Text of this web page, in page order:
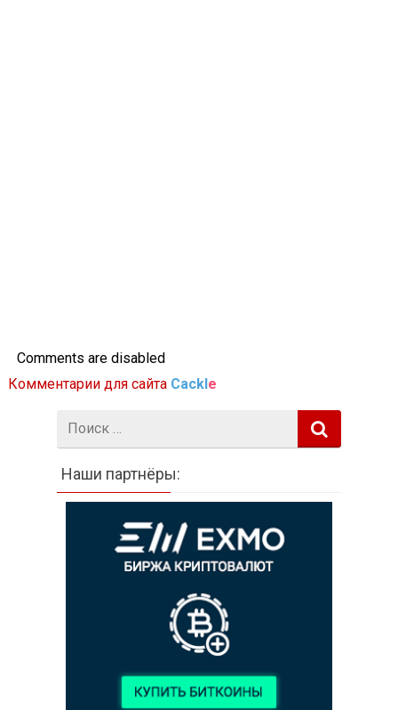
Comments are disabled
Комментарии для сайта Cackle
Поиск:
Наши партнёры: